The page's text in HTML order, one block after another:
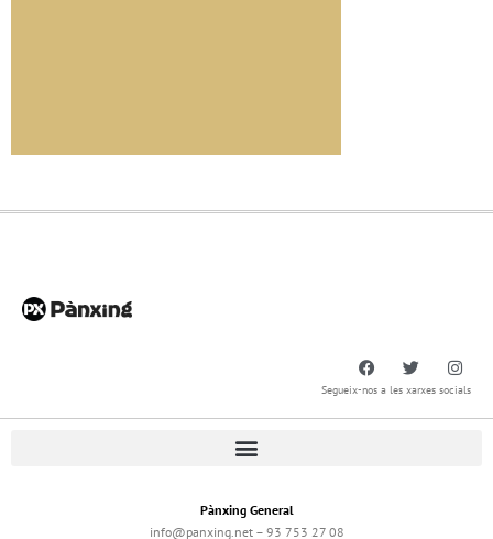
Segueix-nos a les xarxes socials
Pànxing General
info@panxing.net – 93 753 27 08